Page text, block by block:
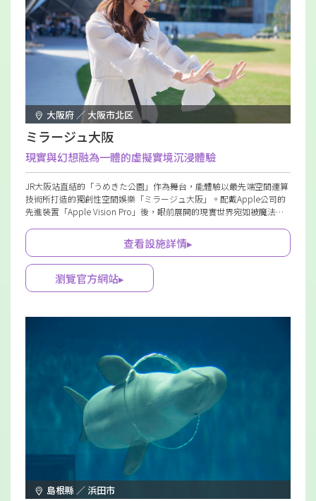
大阪府 ／ 大阪市北区
ミラージュ大阪
現實與幻想融為一體的虛擬實境沉浸體驗
JR大阪站直結的「うめきた公園」作為舞台，能體驗以最先端空間運算
技術所打造的獨創性空間娛樂「ミラージュ大阪」。配戴Apple公司的
先進裝置「Apple Vision Pro」後，眼前展開的現實世界宛如被魔法轉
查看設施詳情▸
瀏覽官方網站▸
島根縣 ／ 浜田市